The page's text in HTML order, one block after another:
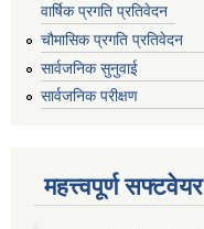
वार्षिक प्रगति प्रतिवेदन
चौमासिक प्रगति प्रतिवेदन
सार्वजनिक सुनुवाई
सार्वजनिक परीक्षण
महत्त्वपूर्ण सफ्टवेयर